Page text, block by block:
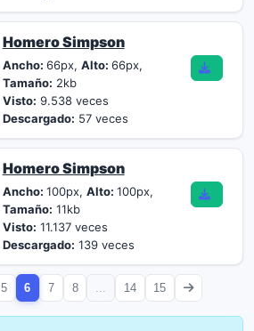
Homero Simpson
Ancho: 66px, Alto: 66px,
Tamaño: 2kb
Visto: 9.538 veces
Descargado: 57 veces
Homero Simpson
Ancho: 100px, Alto: 100px,
Tamaño: 11kb
Visto: 11.137 veces
Descargado: 139 veces
5 6 7 8 14 15